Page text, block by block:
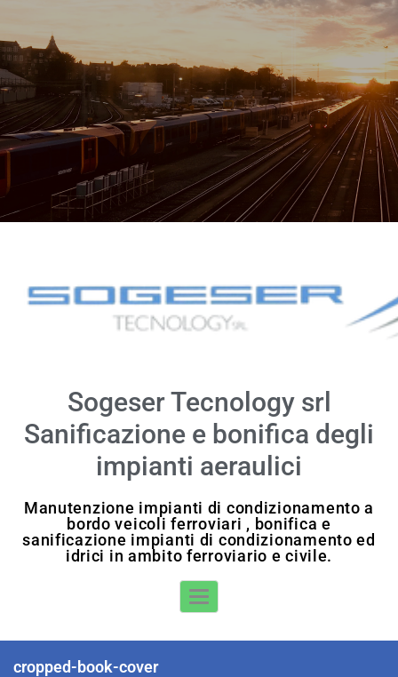
Sogeser Tecnology srl
Sanificazione e bonifica degli
impianti aeraulici
Manutenzione impianti di condizionamento a
bordo veicoli ferroviari , bonifica e
sanificazione impianti di condizionamento ed
idrici in ambito ferroviario e civile.
Toggle Navigation
cropped-book-cover